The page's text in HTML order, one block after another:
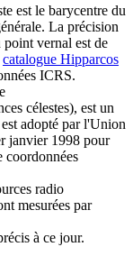
est le barycentre du
La précision
point vernal est de
catalogue Hipparcos
ICRS.
célestes), est un
adopté par l'Union
janvier 1998 pour
coordonnées
radio
mesurées par
à ce jour.